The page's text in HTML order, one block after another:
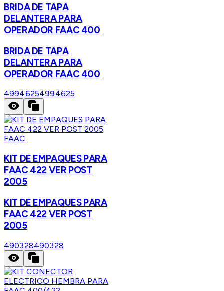
BRIDA DE TAPA
DELANTERA PARA
OPERADOR FAAC 400
BRIDA DE TAPA
DELANTERA PARA
OPERADOR FAAC 400
49946254994625
FAAC
KIT DE EMPAQUES PARA
FAAC 422 VER POST
2005
KIT DE EMPAQUES PARA
FAAC 422 VER POST
2005
490328490328